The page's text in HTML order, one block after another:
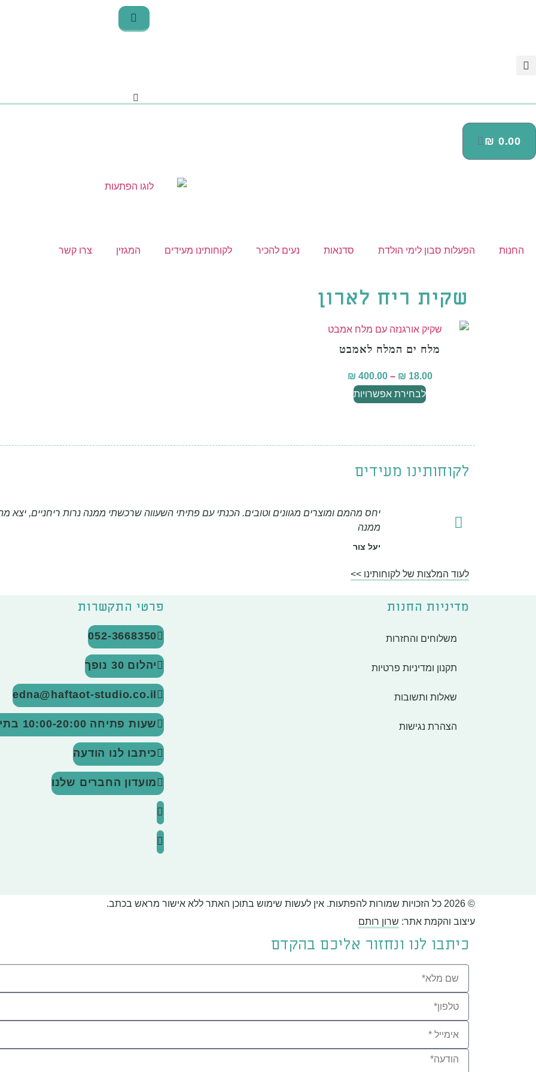
₪ 0.00
החנות הפעלות סבון לימי הולדת סדנאות נעים להכיר לקוחותינו מעידים המגזין צרו קשר
שקית ריח לארון
מלח ים המלח לאמבט
₪ 18.00
–
₪ 400.00
לבחירת אפשרויות
לקוחותינו מעידים
יחס מהמם ומוצרים מגוונים וטובים. הכנתי עם פתיתי השעווה שרכשתי ממנה נרות ריחניים,
ממנה
יעל צור
לעוד המלצות של לקוחותינו >>
מדיניות החנות
משלוחים והחזרות
תקנון ומדיניות פרטיות
שאלות ותשובות
הצהרת נגישות
פרטי התקשרות
052-3668350
יהלום 30 נופך
edna@haftaot-studio.co.il
שעות פתיחה 10:00-20:00
כיתבו לנו הודעה
מועדון החברים שלנו
© 2026 כל הזכויות שמורות להפתעות. אין לעשות שימוש בתוכן האתר ללא אישור מראש בכתב.
עיצוב והקמת אתר: שרון רותם
כיתבו לנו ונחזור אליכם בהקדם